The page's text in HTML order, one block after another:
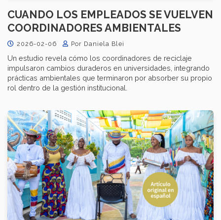
CUANDO LOS EMPLEADOS SE VUELVEN
COORDINADORES AMBIENTALES
2026-02-06 Por Daniela Blei
Un estudio revela cómo los coordinadores de reciclaje
impulsaron cambios duraderos en universidades, integrando
prácticas ambientales que terminaron por absorber su propio
rol dentro de la gestión institucional.